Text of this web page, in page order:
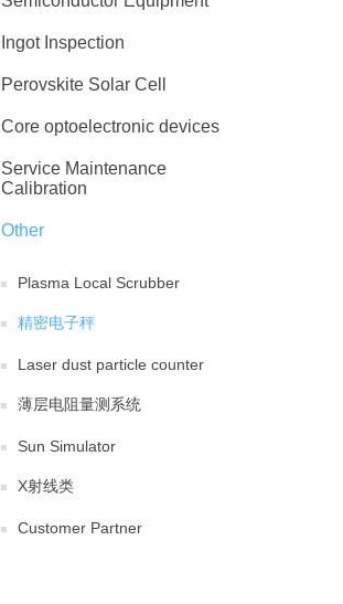
Ingot Inspection
Perovskite Solar Cell
Core optoelectronic devices
Service Maintenance
Calibration
Other
Plasma Local Scrubber
精密电子秤
Laser dust particle counter
薄层电阻量测系统
Sun Simulator
X射线类
Customer Partner